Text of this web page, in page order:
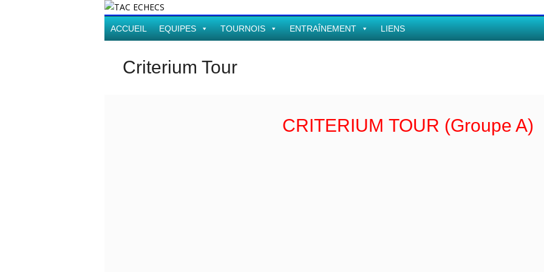
ACCUEIL EQUIPES TOURNOIS ENTRAÎNEMENT LIENS
Criterium Tour
CRITERIUM TOUR (Groupe A)